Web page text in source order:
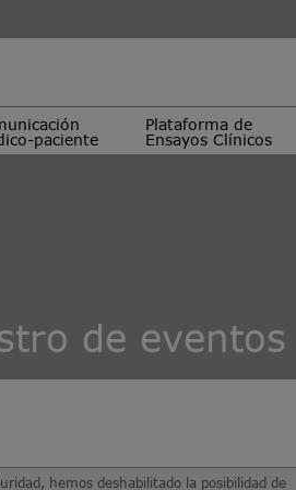
paciente
Plataforma de
Ensayos Clínicos
de
hemos deshabilitado la posibilidad de